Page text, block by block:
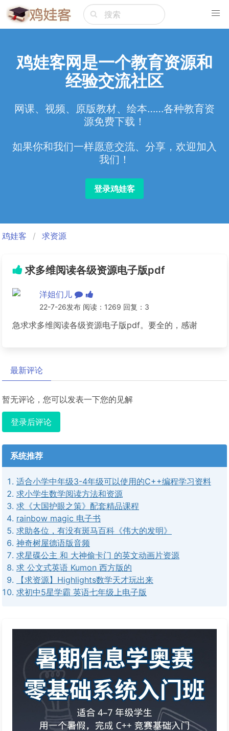
鸡娃客网是一个教育资源和
经验交流社区
网课、视频、原版教材、绘本……各种教育资
源免费下载！
如果你和我们一样愿意交流、分享，欢迎加入
我们！
登录鸡娃客
鸡娃客 求资源
求多维阅读各级资源电子版pdf
洋姐们儿
22-7-26发布 阅读：1269 回复：3
急求求多维阅读各级资源电子版pdf。要全的，感谢
最新评论
暂无评论，您可以发表一下您的见解
登录后评论
系统推荐
适合小学中年级3-4年级可以使用的C++编程学习资料
求小学生数学阅读方法和资源
求《大国护眼之策》配套精品课程
rainbow magic 电子书
求助各位，有没有斑马百科《伟大的发明》
神奇树屋德语版音频
求星碟公主 和 大神偷卡门 的英文动画片资源
求 公文式英语 Kumon 西方版的
【求资源】Highlights数学天才玩出来
求初中5星学霸 英语七年级上电子版